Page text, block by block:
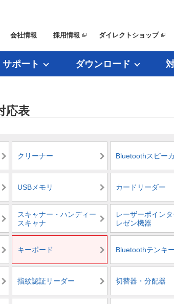
会社情報 採用情報 ダイレクトショップ
サポート ダウンロード
応表
クリーナー Bluetoothスピー
USBメモリ カードリーダー
スキャナー・ハンディー
スキャナ
レーザーポイン
レゼン機器
キーボード Bluetoothテンキー
指紋認証リーダー 切替器・分配器